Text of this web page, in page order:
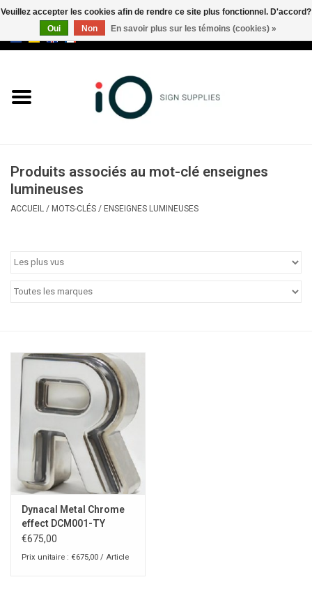
Marques
Appelez-nous au +32 3 353 67
Produits associés au mot-clé enseignes
lumineuses
ACCUEIL / MOTS-CLÉS / ENSEIGNES LUMINEUSES
Dynacal Metal Chrome
effect DCM001-TY
€675,00
Prix unitaire : €675,00 / Article
Veuillez accepter les cookies afin de rendre ce site plus fonctionnel. D'accord?
Oui
Non En savoir plus sur les témoins (cookies) »